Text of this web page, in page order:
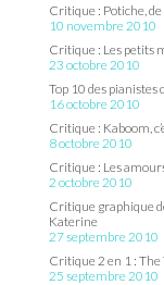
Critique : Potiche,
10 novembre 2010
Critique : Les petits
23 octobre 2010
Top 10 des pianistes
16 octobre 2010
Critique : Kaboom,
8 octobre 2010
Critique : Les
2 octobre 2010
Critique graphique
Katerine
27 septembre 2010
Critique 2 en 1 :
25 septembre 2010